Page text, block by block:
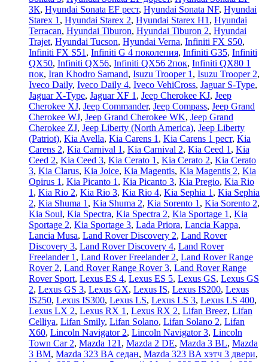
ЗК, Hyundai Sonata EF рест, Hyundai Sonata NF, Hyundai
Starex 1 , Hyundai Starex 2, Hyundai Starex H1 , Hyundai
Terracan, Hyundai Tiburon, Hyundai Tiburon 2, Hyundai
Trajet, Hyundai Tucson, Hyundai Verna, Infiniti FX S50,
Infiniti FX S51 , Infiniti G 4 поколения, Infiniti G35, Infiniti
QX50, Infiniti QX56, Infiniti QX56 2пок, Infiniti QX80 1
пок, Iran Khodro Samand, Isuzu Trooper 1 , Isuzu Trooper 2,
Iveco Daily, Iveco Daily 4, Iveco VehiCross, Jaguar S-Type,
Jaguar X-Type, Jaguar XF 1 , Jeep Cherokee KJ, Jeep
Cherokee XJ, Jeep Commander, Jeep Compass, Jeep Grand
Cherokee WJ, Jeep Grand Cherokee WK, Jeep Grand
Cherokee ZJ, Jeep Liberty (North America), Jeep Liberty
(Patriot), Kia Avella, Kia Carens 1 , Kia Carens 1 рест, Kia
Carens 2, Kia Carnival 1 , Kia Carnival 2, Kia Ceed 1 , Kia
Ceed 2, Kia Ceed 3, Kia Cerato 1 , Kia Cerato 2, Kia Cerato
3, Kia Clarus, Kia Joice, Kia Magentis, Kia Magentis 2, Kia
Opirus 1 , Kia Picanto 1 , Kia Picanto 3, Kia Pregio, Kia Rio
1 , Kia Rio 2, Kia Rio 3, Kia Rio 4, Kia Sephia 1 , Kia Sephia
2, Kia Shuma 1 , Kia Shuma 2, Kia Sorento 1 , Kia Sorento 2,
Kia Soul, Kia Spectra, Kia Spectra 2, Kia Sportage 1 , Kia
Sportage 2, Kia Sportage 3, Lada Priora, Lancia Kappa,
Lancia Musa, Land Rover Discovery 2, Land Rover
Discovery 3, Land Rover Discovery 4, Land Rover
Freelander 1 , Land Rover Freelander 2, Land Rover Range
Rover 2, Land Rover Range Rover 3, Land Rover Range
Rover Sport, Lexus ES 4, Lexus ES 5, Lexus GS, Lexus GS
2, Lexus GS 3, Lexus GX, Lexus IS, Lexus IS200, Lexus
IS250, Lexus IS300, Lexus LS, Lexus LS 3, Lexus LS 400,
Lexus LX 2, Lexus RX 1 , Lexus RX 2, Lifan Breez, Lifan
Celliya, Lifan Smily, Lifan Solano, Lifan Solano 2, Lifan
X60, Lincoln Navigator 2, Lincoln Navigator 3, Lincoln
Town Car 2, Mazda 121 , Mazda 2 DE, Mazda 3 BL, Mazda
3 BM, Mazda 323 BA седан, Mazda 323 BA хэтч 3 двери,